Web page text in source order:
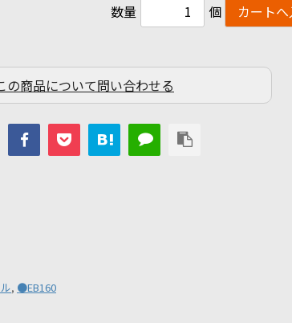
数量 個
の商品について問い合わせる
, ●EB160